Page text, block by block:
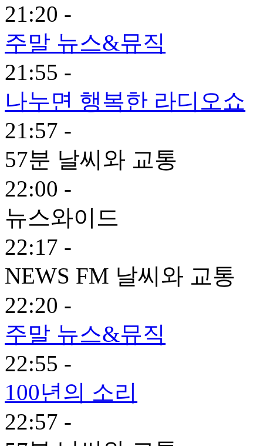
21:20 -
주말 뉴스&뮤직
21:55 -
나누면 행복한 라디오쇼
21:57 -
57분 날씨와 교통
22:00 -
뉴스와이드
22:17 -
NEWS FM 날씨와 교통
22:20 -
주말 뉴스&뮤직
22:55 -
100년의 소리
22:57 -